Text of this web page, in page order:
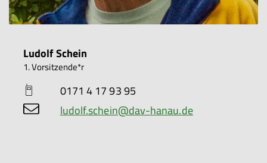
Ludolf Schein
1. Vorsitzende*r
0171 4 17 93 95
ludolf.schein@dav-hanau.de